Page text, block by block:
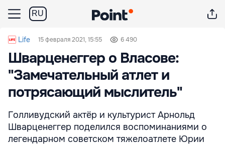
RU
Life 15 февраля 2021, 15:55 6 490
Шварценеггер о Власове:
"Замечательный атлет и
потрясающий мыслитель"
Голливудский актёр и культурист Арнольд
Шварценеггер поделился воспоминаниями о
легендарном советском тяжелоатлете Юрии